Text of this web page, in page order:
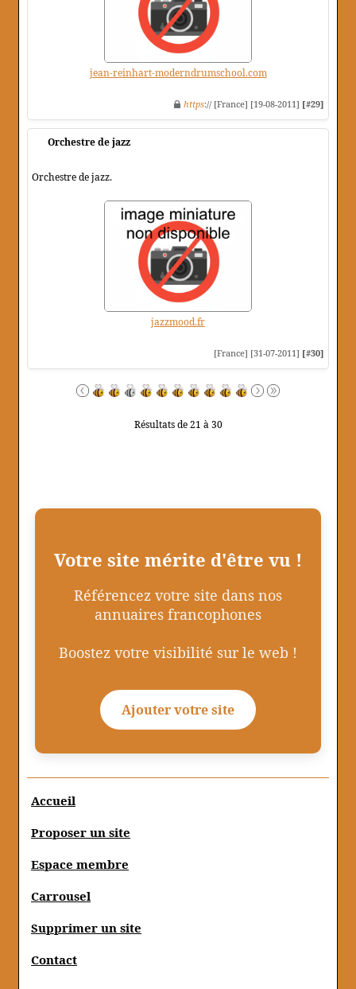
jean-reinhart-moderndrumschool.com
https:// [France] [19-08-2011] [#29]
Orchestre de jazz
Orchestre de jazz.
jazzmood.fr
[France] [31-07-2011] [#30]
Résultats de 21 à 30
Votre site mérite d'être vu !
Référencez votre site dans nos
annuaires francophones
Boostez votre visibilité sur le web !
Ajouter votre site
Accueil
Proposer un site
Espace membre
Carrousel
Supprimer un site
Contact